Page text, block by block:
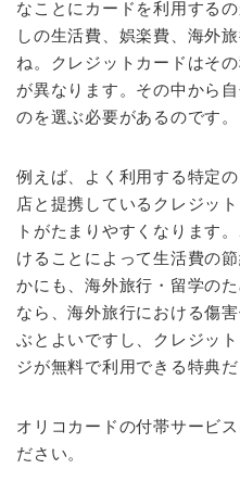
なことにカードを利用する
しの生活費、娯楽費、海外
ね。クレジットカードはそ
が異なります。その中から
のを選ぶ必要があるのです。
例えば、よく利用する特定
店と提携しているクレジッ
トがたまりやすくなります
けることによって生活費の
かにも、海外旅行・留学の
なら、海外旅行における傷
ぶとよいですし、クレジッ
ジが無料で利用できる特典だ
オリコカードの付帯サービ
ださい。